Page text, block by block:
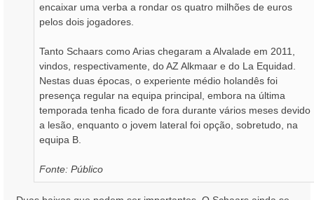
encaixar uma verba a rondar os quatro milhões de euros
pelos dois jogadores.
Tanto Schaars como Arias chegaram a Alvalade em 2011,
vindos, respectivamente, do AZ Alkmaar e do La Equidad.
Nestas duas épocas, o experiente médio holandês foi
presença regular na equipa principal, embora na última
temporada tenha ficado de fora durante vários meses devido
a lesão, enquanto o jovem lateral foi opção, sobretudo, na
equipa B.
Fonte: Público